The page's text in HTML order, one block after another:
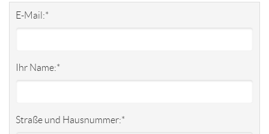
E-Mail:*
Ihr Name:*
Straße und Hausnummer:*